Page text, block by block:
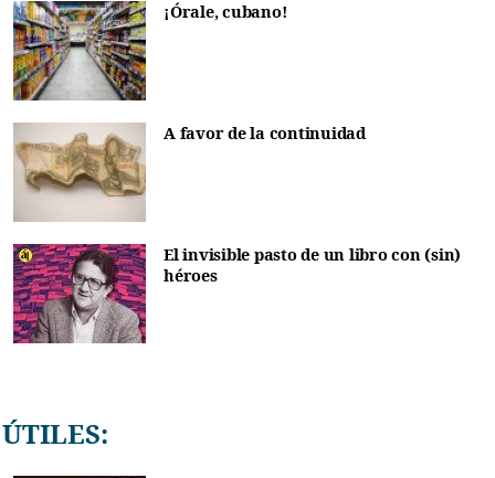
¡Órale, cubano!
A favor de la continuidad
El invisible pasto de un libro con (sin)
héroes
ÚTILES: